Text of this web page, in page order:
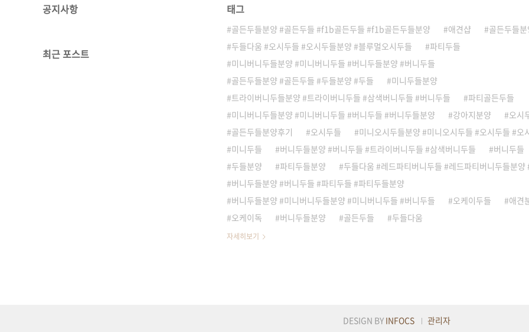
공지사항
최근 포스트
태그
골든두들분양 #골든두들 #f1b골든두들 #f1b골든두들분양 애견샵
골든두들
두들다움 #오시두들 #오시두들분양 #블루멀오시두들
파티두들
미니버니두들분양 #미니버니두들 #버니두들분양 #버니두들
골든두들분양 #골든두들 #두들분양 #두들
미니두들분양
트라이버니두들분양 #트라이버니두들 #삼색버니두들 #버니두들
파티골든두들
미니버니두들분양 #미니버니두들 #버니두들 #버니두들분양
강아지분양
오시
골든두들분양후기
오시두들
미니오시두들분양 #미니오시두들 #오시두들 #오
미니두들
버니두들분양 #버니두들 #트라이버니두들 #삼색버니두들
버니두들
두들분양
파티두들분양
두들다움 #레드파티버니두들 #레드파티버니두들분양
버니두들분양 #버니두들 #파티두들 #파티두들분양
버니두들분양 #미니버니두들분양 #미니버니두들 #버니두들
오케이두들
애견
오케이독
버니두들분양 골든두들 두들다움
자세히보기
DESIGN BY INFOCS
관리자